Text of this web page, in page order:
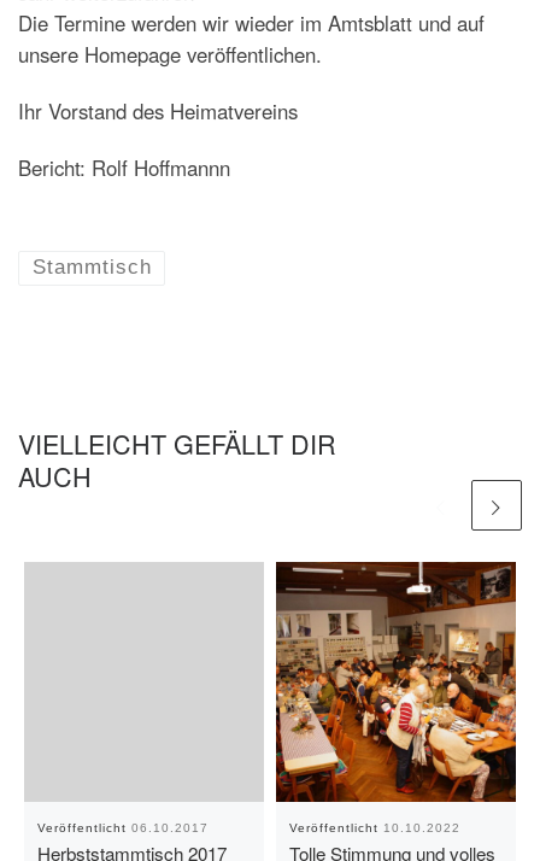
Die Termine werden wir wieder im Amtsblatt und auf
unsere Homepage veröffentlichen.
Ihr Vorstand des Heimatvereins
Bericht: Rolf Hoffmannn
Stammtisch
VIELLEICHT GEFÄLLT DIR
AUCH
Veröffentlicht 06.10.2017
Herbststammtisch 2017
Veröffentlicht 10.10.2022
Tolle Stimmung und volles